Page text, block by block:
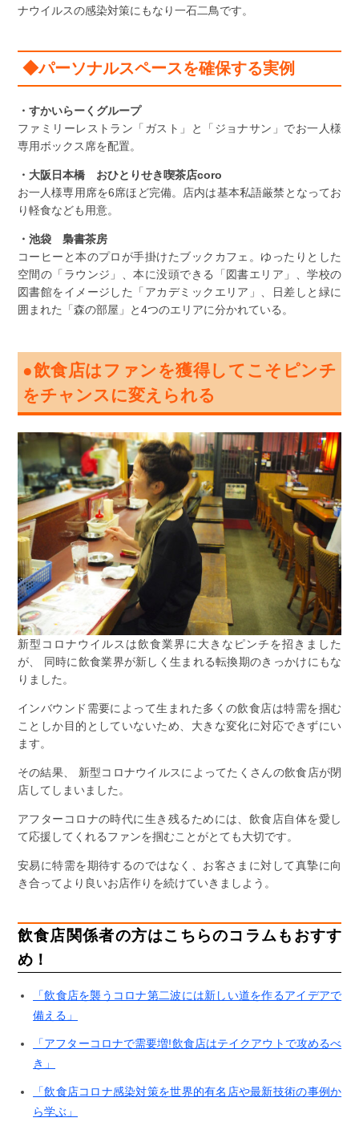
ナウイルスの感染対策にもなり一石二鳥です。
◆パーソナルスペースを確保する実例
・すかいらーくグループ
ファミリーレストラン「ガスト」と「ジョナサン」でお一人様
専用ボックス席を配置。
・大阪日本橋 おひとりせき喫茶店coro
お一人様専用席を6席ほど完備。店内は基本私語厳禁となってお
り軽食なども用意。
・池袋 梟書茶房
コーヒーと本のプロが手掛けたブックカフェ。ゆったりとした
空間の「ラウンジ」、本に没頭できる「図書エリア」、学校の
図書館をイメージした「アカデミックエリア」、日差しと緑に
囲まれた「森の部屋」と4つのエリアに分かれている。
●飲食店はファンを獲得してこそピンチ
をチャンスに変えられる
新型コロナウイルスは飲食業界に大きなピンチを招きました
が、 同時に飲食業界が新しく生まれる転換期のきっかけにもな
りました。
インバウンド需要によって生まれた多くの飲食店は特需を掴む
ことしか目的としていないため、大きな変化に対応できずにい
ます。
その結果、 新型コロナウイルスによってたくさんの飲食店が閉
店してしまいました。
アフターコロナの時代に生き残るためには、飲食店自体を愛し
て応援してくれるファンを掴むことがとても大切です。
安易に特需を期待するのではなく、お客さまに対して真摯に向
き合ってより良いお店作りを続けていきましよう。
飲食店関係者の方はこちらのコラムもおすす
め！
「飲食店を襲うコロナ第二波には新しい道を作るアイデアで
備える」
「アフターコロナで需要増!飲食店はテイクアウトで攻めるべ
き」
「飲食店コロナ感染対策を世界的有名店や最新技術の事例か
ら学ぶ」